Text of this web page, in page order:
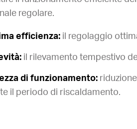
regolare.
efficienza: il regolaggio
il rilevamento tempestivo
di funzionamento:
il periodo di riscaldamento.